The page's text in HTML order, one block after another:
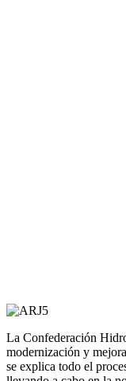
La Confederación
modernización y
se explica todo el